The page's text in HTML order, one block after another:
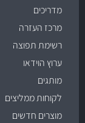
מדריכים
מרכז העזרה
רשימת תפוצה
ערוץ הוידאו
מותגים
לקוחות ממליצים
מוצרים חדשים